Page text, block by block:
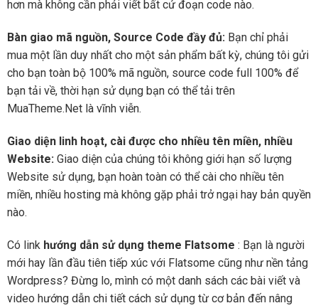
hơn mà không cần phải viết bất cứ đoạn code nào.
Bàn giao mã nguồn, Source Code đầy đủ: Bạn chỉ phải
mua một lần duy nhất cho một sản phẩm bất kỳ, chúng tôi gửi
cho bạn toàn bộ 100% mã nguồn, source code full 100% để
bạn tải về, thời hạn sử dụng bạn có thể tải trên
MuaTheme.Net là vĩnh viễn.
Giao diện linh hoạt, cài được cho nhiều tên miền, nhiều
Website: Giao diện của chúng tôi không giới hạn số lượng
Website sử dụng, bạn hoàn toàn có thể cài cho nhiều tên
miền, nhiều hosting mà không gặp phải trở ngại hay bản quyền
nào.
Có link hướng dẫn sử dụng theme Flatsome : Bạn là người
mới hay lần đầu tiên tiếp xúc với Flatsome cũng như nền tảng
Wordpress? Đừng lo, mình có một danh sách các bài viết và
video hướng dẫn chi tiết cách sử dụng từ cơ bản đến nâng